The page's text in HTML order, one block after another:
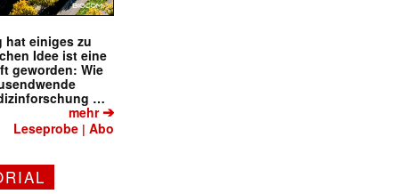
hat einiges zu
Idee ist eine
geworden: Wie
…
mehr➔
Leseprobe |Abo